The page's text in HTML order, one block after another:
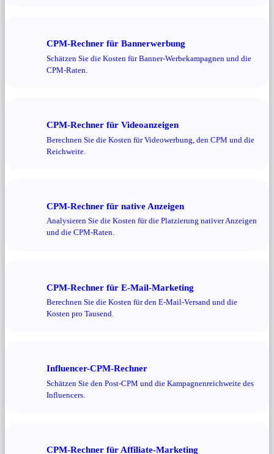
CPM-Rechner für Bannerwerbung
Schätzen Sie die Kosten für Banner-Werbekampagnen und die
CPM-Raten.
CPM-Rechner für Videoanzeigen
Berechnen Sie die Kosten für Videowerbung, den CPM und die
Reichweite.
CPM-Rechner für native Anzeigen
Analysieren Sie die Kosten für die Platzierung nativer Anzeigen
und die CPM-Raten.
CPM-Rechner für E-Mail-Marketing
Berechnen Sie die Kosten für den E-Mail-Versand und die
Kosten pro Tausend.
Influencer-CPM-Rechner
Schätzen Sie den Post-CPM und die Kampagnenreichweite des
Influencers.
CPM-Rechner für Affiliate-Marketing